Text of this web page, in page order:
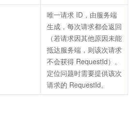
唯一请求 ID，由服务端
生成，每次请求都会返回
（若请求因其他原因未能
抵达服务端，则该次请求
不会获得 RequestId）。
定位问题时需要提供该次
请求的 RequestId。